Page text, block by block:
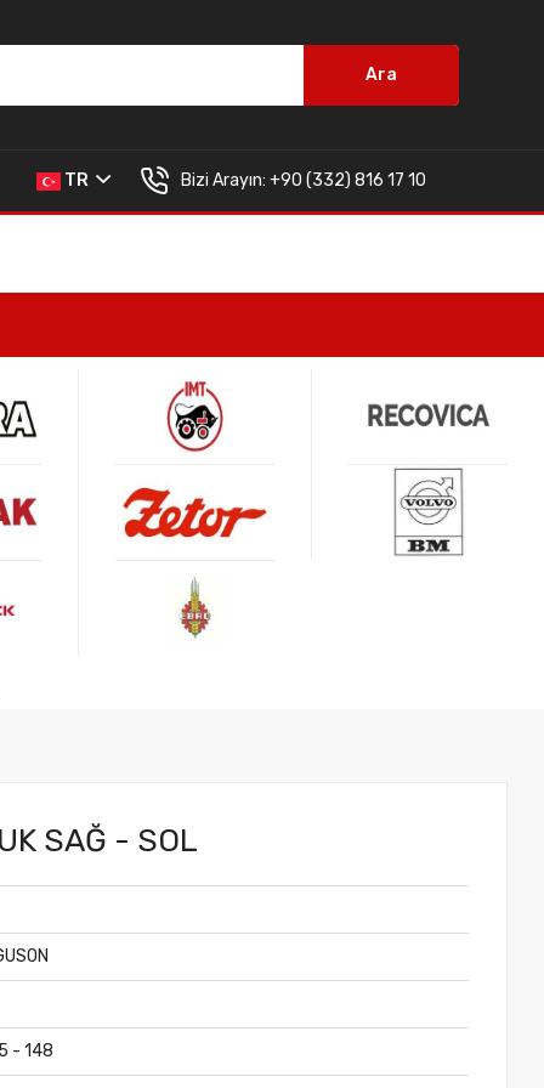
Ara
TR Bizi Arayın: +90 (332) 816 17 10
SAĞ - SOL
- 148